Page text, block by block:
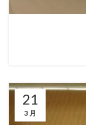
21
3 月